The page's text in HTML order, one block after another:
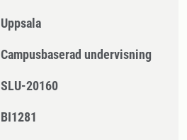
Uppsala
Campusbaserad undervisning
SLU-20160
BI1281